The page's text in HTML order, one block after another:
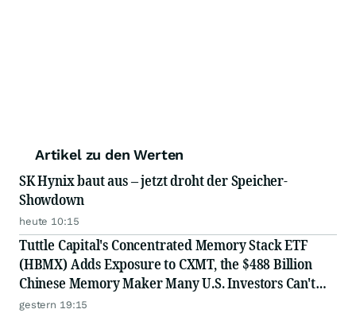
Artikel zu den Werten
SK Hynix baut aus – jetzt droht der Speicher-
Showdown
heute 10:15
Tuttle Capital's Concentrated Memory Stack ETF
(HBMX) Adds Exposure to CXMT, the $488 Billion
Chinese Memory Maker Many U.S. Investors Can't
Access Directly
gestern 19:15